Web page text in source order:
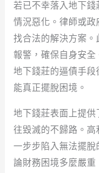
若已不幸落入地下
情況惡化。律師或
找合法的解決方案
報警，確保自身安
地下錢莊的逼債手
能真正擺脫困境。
地下錢莊表面上提
往毀滅的不歸路。高
一步步陷入無法擺
論財務困境多麼嚴